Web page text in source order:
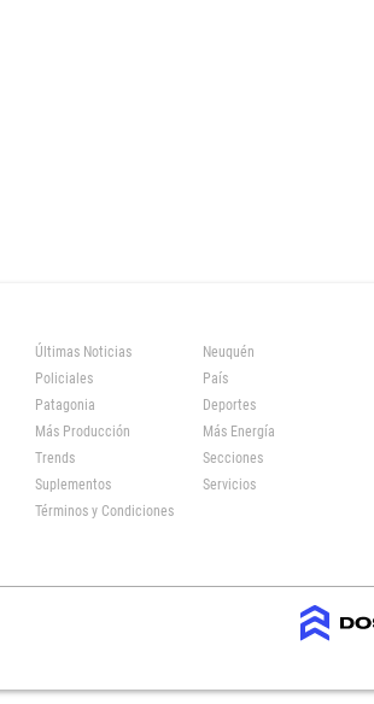
Últimas Noticias
Neuquén
Policiales
País
Patagonia
Deportes
Más Producción
Más Energía
Trends
Secciones
Suplementos
Servicios
Términos y Condiciones